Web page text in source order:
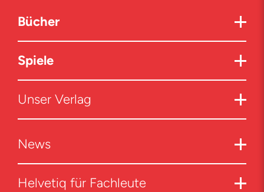
Bücher
Spiele
Unser Verlag
News
Helvetiq für Fachleute